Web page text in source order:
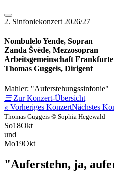
2. Sinfoniekonzert 2026/27
Nombulelo Yende, Sopran
Zanda Švēde, Mezzosopran
Arbeitsgemeinschaft
Thomas Guggeis, Dirigent
Mahler: "Auferstehungssinfonie"
☰Zur Konzert-Übersicht
« Vorheriges KonzertNächstes
Thomas Guggeis © Sophia Hegewald
So18Okt
und
Mo19Okt
"Auferstehn, ja,